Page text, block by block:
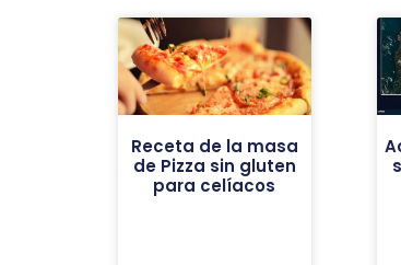
Receta de la masa
de Pizza sin gluten
para celíacos